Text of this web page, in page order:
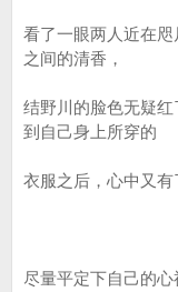
看了一眼两人近在
之间的清香，
结野川的脸色无疑
到自己身上所穿的
衣服之后，心中又有
尽量平定下自己的